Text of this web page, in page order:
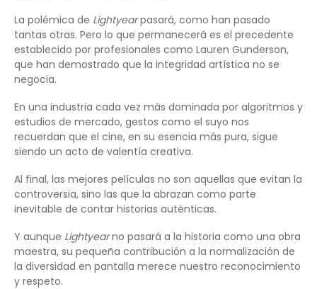
La polémica de Lightyearpasará, como han pasado
tantas otras. Pero lo que permanecerá es el precedente
establecido por profesionales como Lauren Gunderson,
que han demostrado que la integridad artística no se
negocia.
En una industria cada vez más dominada por algoritmos y
estudios de mercado, gestos como el suyo nos
recuerdan que el cine, en su esencia más pura, sigue
siendo un acto de valentía creativa.
Al final, las mejores películas no son aquellas que evitan la
controversia, sino las que la abrazan como parte
inevitable de contar historias auténticas.
Y aunque Lightyearno pasará a la historia como una obra
maestra, su pequeña contribución a la normalización de
la diversidad en pantalla merece nuestro reconocimiento
y respeto.